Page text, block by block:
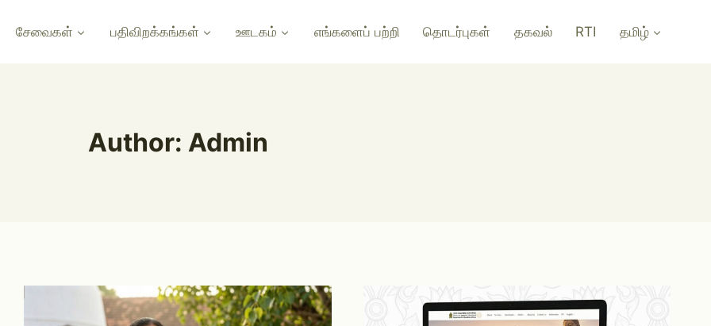
சேவைகள் பதிவிறக்கங்கள் ஊடகம் எங்களைப் பற்றி தொடர்புகள் தகவல் RTI தமிழ்
Author: Admin